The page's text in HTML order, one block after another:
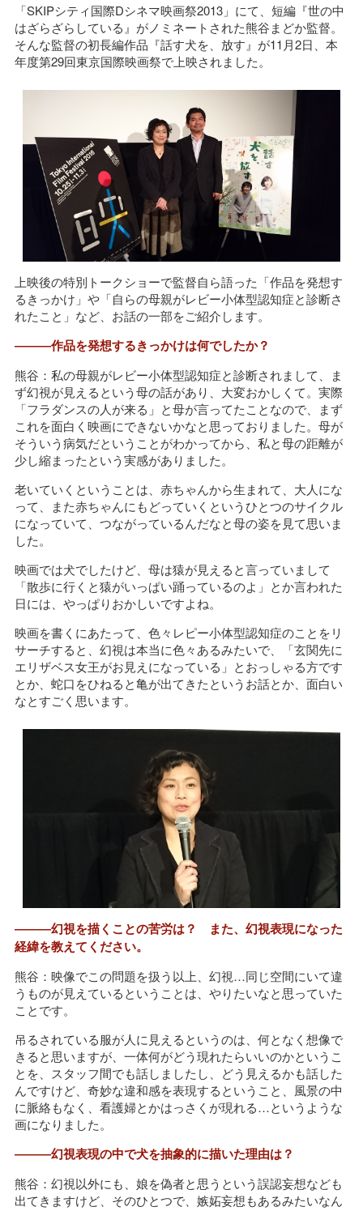
「SKIPシティ国際Dシネマ映画祭2013」にて、短編『世の中
はざらざらしている』がノミネートされた熊谷まどか監督。
そんな監督の初長編作品『話す犬を、放す』が11月2日、本
年度第29回東京国際映画祭で上映されました。
上映後の特別トークショーで監督自ら語った「作品を発想す
るきっかけ」や「自らの母親がレビー小体型認知症と診断さ
れたこと」など、お話の一部をご紹介します。
―――作品を発想するきっかけは何でしたか？
熊谷：私の母親がレビー小体型認知症と診断されまして、ま
ず幻視が見えるという母の話があり、大変おかしくて。実際
「フラダンスの人が来る」と母が言ってたことなので、まず
これを面白く映画にできないかなと思っておりました。母が
そういう病気だということがわかってから、私と母の距離が
少し縮まったという実感がありました。
老いていくということは、赤ちゃんから生まれて、大人にな
って、また赤ちゃんにもどっていくというひとつのサイクル
になっていて、つながっているんだなと母の姿を見て思いま
した。
映画では犬でしたけど、母は猿が見えると言っていまして
「散歩に行くと猿がいっぱい踊っているのよ」とか言われた
日には、やっぱりおかしいですよね。
映画を書くにあたって、色々レピー小体型認知症のことをリ
サーチすると、幻視は本当に色々あるみたいで、「玄関先に
エリザベス女王がお見えになっている」とおっしゃる方です
とか、蛇口をひねると亀が出てきたというお話とか、面白い
なとすごく思います。
―――幻視を描くことの苦労は？ また、幻視表現になった
経緯を教えてください。
熊谷：映像でこの問題を扱う以上、幻視…同じ空間にいて違
うものが見えているということは、やりたいなと思っていた
ことです。
吊るされている服が人に見えるというのは、何となく想像で
きると思いますが、一体何がどう現れたらいいのかというこ
とを、スタッフ間でも話しましたし、どう見えるかも話した
んですけど、奇妙な違和感を表現するということ、風景の中
に脈絡もなく、看護婦とかはっさくが現れる…というような
画になりました。
―――幻視表現の中で犬を抽象的に描いた理由は？
熊谷：幻視以外にも、娘を偽者と思うという誤認妄想なども
出てきますけど、そのひとつで、嫉妬妄想もあるみたいなん